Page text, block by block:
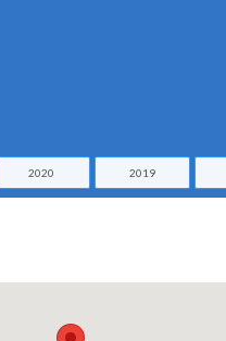
2020 2019